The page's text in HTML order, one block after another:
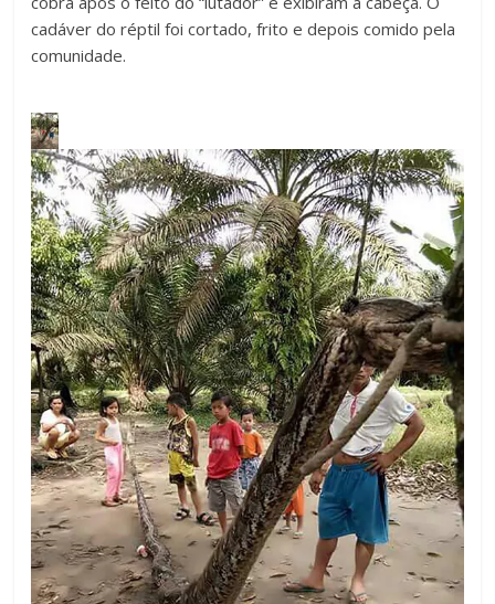
cadáver do réptil foi cortado, frito e depois comido pela
comunidade.